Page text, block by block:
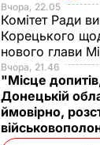
Вчора, 22.05
Комітет Ради
Корецького
нового глави
Вчора, 21.46
"Місце
Донецькій
ймовірно,